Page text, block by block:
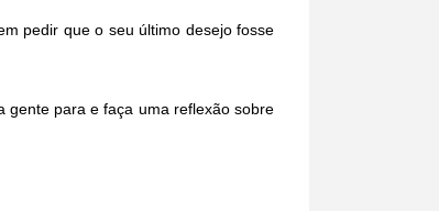
pedir que o seu último desejo fosse
gente para e faça uma reflexão sobre